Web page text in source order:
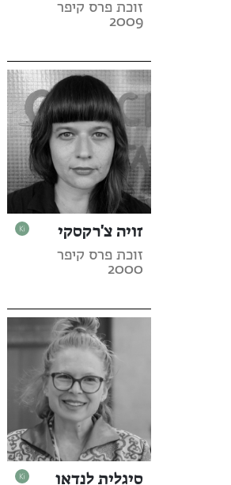
זוכת פרס קיפר
2009
זויה צ'רקסקי
זוכת פרס קיפר
2000
סיגלית לנדאו